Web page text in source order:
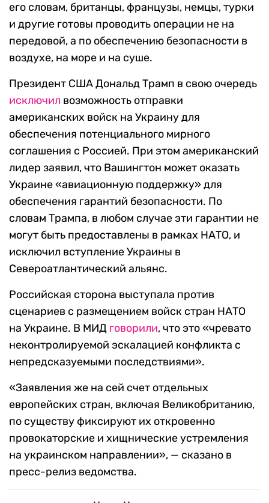
его словам, британцы, французы, немцы, турки
и другие готовы проводить операции не на
передовой, а по обеспечению безопасности в
воздухе, на море и на суше.
Президент США Дональд Трамп в свою очередь
исключил возможность отправки
американских войск на Украину для
обеспечения потенциального мирного
соглашения с Россией. При этом американский
лидер заявил, что Вашингтон может оказать
Украине «авиационную поддержку» для
обеспечения гарантий безопасности. По
словам Трампа, в любом случае эти гарантии не
могут быть предоставлены в рамках НАТО, и
исключил вступление Украины в
Североатлантический альянс.
Российская сторона выступала против
сценариев с размещением войск стран НАТО
на Украине. В МИД говорили, что это «чревато
неконтролируемой эскалацией конфликта с
непредсказуемыми последствиями».
«Заявления же на сей счет отдельных
европейских стран, включая Великобританию,
по существу фиксируют их откровенно
провокаторские и хищнические устремления
на украинском направлении», — сказано в
пресс-релиз ведомства.